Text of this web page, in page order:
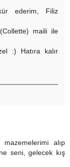
ederim, Filiz
maili ile
:) Hatıra kalır
alıp
seni, gelecek kış